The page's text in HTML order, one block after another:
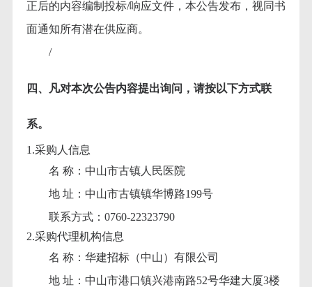
正后的内容编制投标/响应文件，本公告发布，视同书
面通知所有潜在供应商。
/
四、凡对本次公告内容提出询问，请按以下方式联
系。
1.采购人信息
名 称：中山市古镇人民医院
地址：中山市古镇镇华博路199号
联系方式： 0760-22323790
2.采购代理机构信息
名 称：华建招标（中山）有限公司
地址：中山市港口镇兴港南路52号华建大厦3楼